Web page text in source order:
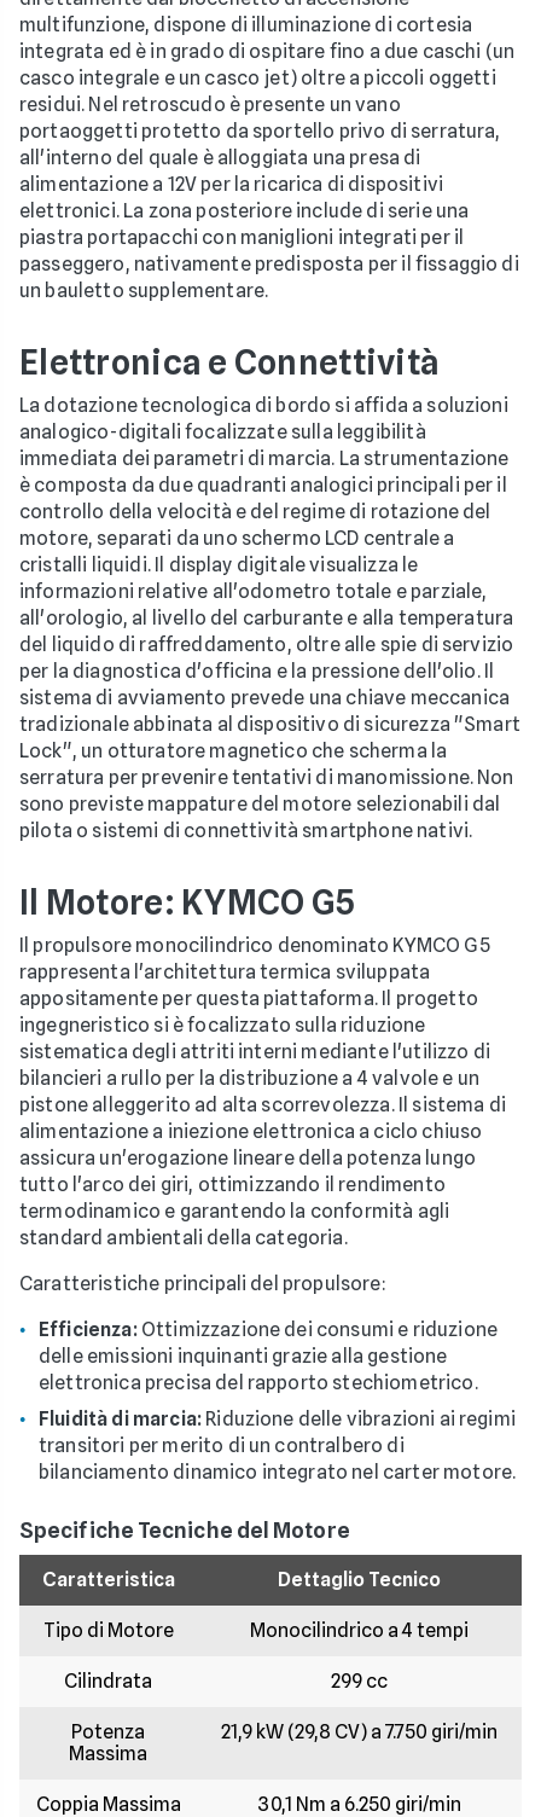
multifunzione, dispone di illuminazione di cortesia
integrata ed è in grado di ospitare fino a due caschi (un
casco integrale e un casco jet) oltre a piccoli oggetti
residui. Nel retroscudo è presente un vano
portaoggetti protetto da sportello privo di serratura,
all'interno del quale è alloggiata una presa di
alimentazione a 12V per la ricarica di dispositivi
elettronici. La zona posteriore include di serie una
piastra portapacchi con maniglioni integrati per il
passeggero, nativamente predisposta per il fissaggio di
un bauletto supplementare.
Elettronica e Connettività
La dotazione tecnologica di bordo si affida a soluzioni
analogico-digitali focalizzate sulla leggibilità
immediata dei parametri di marcia. La strumentazione
è composta da due quadranti analogici principali per il
controllo della velocità e del regime di rotazione del
motore, separati da uno schermo LCD centrale a
cristalli liquidi. Il display digitale visualizza le
informazioni relative all'odometro totale e parziale,
all'orologio, al livello del carburante e alla temperatura
del liquido di raffreddamento, oltre alle spie di servizio
per la diagnostica d'officina e la pressione dell'olio. Il
sistema di avviamento prevede una chiave meccanica
tradizionale abbinata al dispositivo di sicurezza "Smart
Lock", un otturatore magnetico che scherma la
serratura per prevenire tentativi di manomissione. Non
sono previste mappature del motore selezionabili dal
pilota o sistemi di connettività smartphone nativi.
Il Motore: KYMCO G5
Il propulsore monocilindrico denominato KYMCO G5
rappresenta l'architettura termica sviluppata
appositamente per questa piattaforma. Il progetto
ingegneristico si è focalizzato sulla riduzione
sistematica degli attriti interni mediante l'utilizzo di
bilancieri a rullo per la distribuzione a 4 valvole e un
pistone alleggerito ad alta scorrevolezza. Il sistema di
alimentazione a iniezione elettronica a ciclo chiuso
assicura un'erogazione lineare della potenza lungo
tutto l'arco dei giri, ottimizzando il rendimento
termodinamico e garantendo la conformità agli
standard ambientali della categoria.
Caratteristiche principali del propulsore:
Efficienza:Ottimizzazione dei consumi e riduzione
delle emissioni inquinanti grazie alla gestione
elettronica precisa del rapporto stechiometrico.
Fluidità di marcia: Riduzione delle vibrazioni ai regimi
transitori per merito di un contralbero di
bilanciamento dinamico integrato nel carter motore.
Specifiche Tecniche del Motore
Caratteristica Dettaglio Tecnico
Tipo di Motore Monocilindrico a 4 tempi
Cilindrata 299 cc
Potenza
Massima
21,9 kW (29,8 CV) a 7.750 giri/min
Coppia Massima 30,1 Nm a 6.250 giri/min